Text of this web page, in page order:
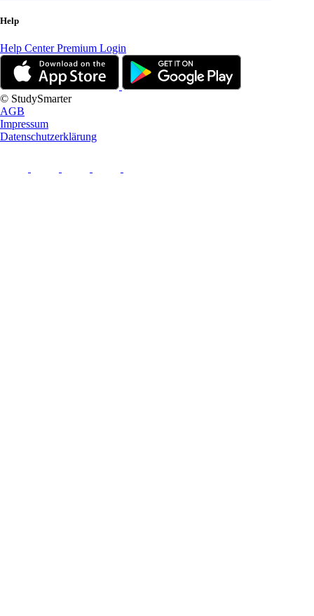
Help
Help CenterPremium Login
© StudySmarter
AGB
Impressum
Datenschutzerklärung